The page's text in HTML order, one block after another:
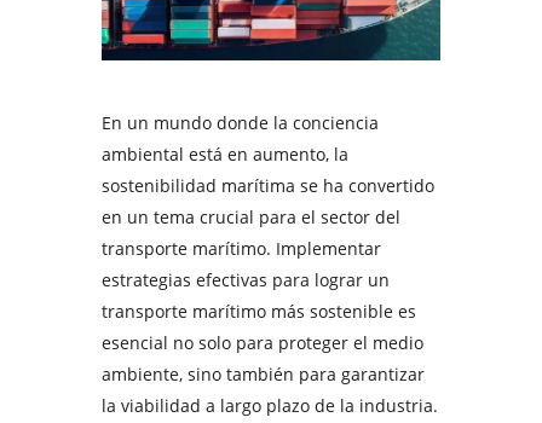
En un mundo donde la conciencia
ambiental está en aumento, la
sostenibilidad marítima se ha convertido
en un tema crucial para el sector del
transporte marítimo. Implementar
estrategias efectivas para lograr un
transporte marítimo más sostenible es
esencial no solo para proteger el medio
ambiente, sino también para garantizar
la viabilidad a largo plazo de la industria.